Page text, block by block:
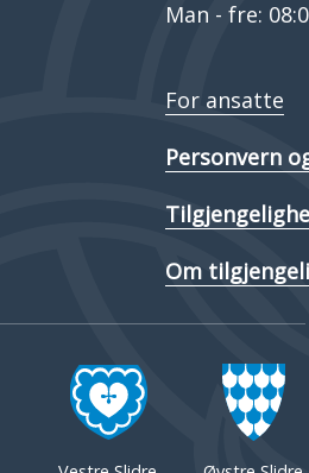
Man - fre:
For ansatte
Personvern
Om